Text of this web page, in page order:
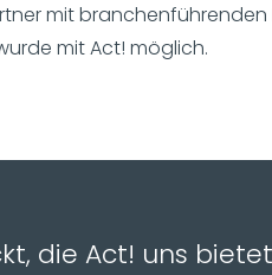
mit
mit Act! möglich.
die Act! uns